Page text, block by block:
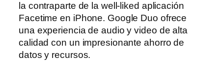
la contraparte de la well-liked aplicación
Facetime en iPhone. Google Duo ofrece
una experiencia de audio y video de alta
calidad con un impresionante ahorro de
datos y recursos.